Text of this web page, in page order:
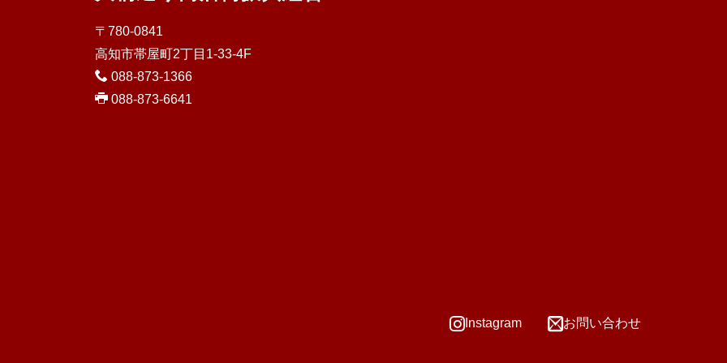
〒780-0841
高知市帯屋町2丁目1-33-4F
088-873-1366
088-873-6641
Instagram お問い合わせ